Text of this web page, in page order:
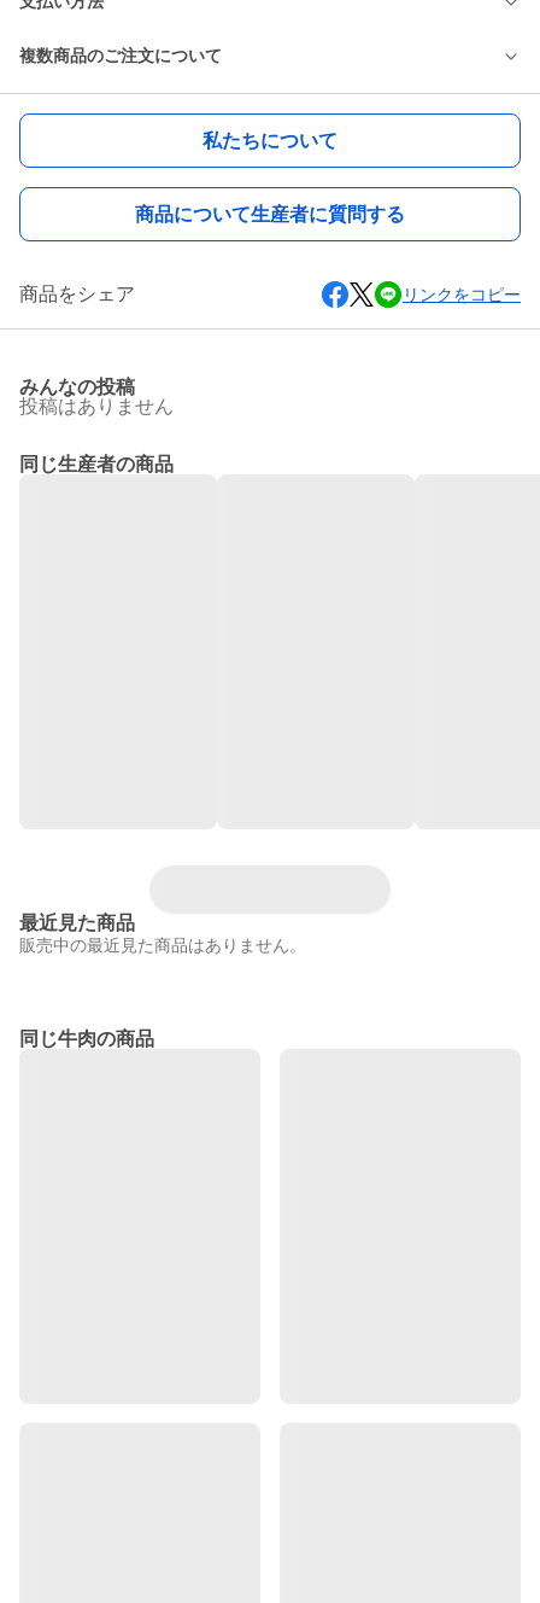
複数商品のご注文について
私たちについて
商品について生産者に質問する
商品をシェア リンクをコピー
みんなの投稿
投稿はありません
同じ生産者の商品
最近見た商品
販売中の最近見た商品はありません。
同じ牛肉の商品